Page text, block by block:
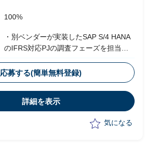
100%
・別ベンダーが実装したSAP S/4 HANA
のIFRS対応PJの調査フェーズを担当
改善方針提案までを推進
・調査フェーズは2026年10月～12月を
予定、その後2027年1月以降に実現化フ
ェーズへ移行予定
に、現状のIFRS対応の設計・実装面の問
応募する(簡単無料登録)
詳細を表示
気になる